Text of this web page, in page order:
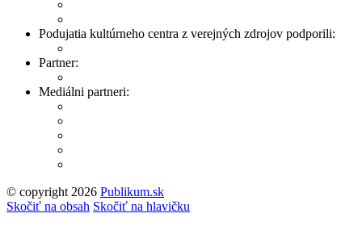
Podujatia kultúrneho centra z verejných zdrojov podporili:
Partner:
Mediálni partneri:
© copyright 2026 Publikum.sk
Tvorba stránok: Enjoy
Skočiť na obsah Skočiť na hlavičku